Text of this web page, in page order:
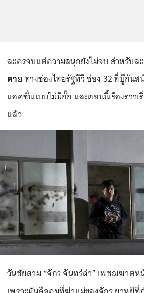
ละครจบแต่ความสนุกยังไม่จบ สำหรับละ
ตายทางช่องไทยรัฐทีวี ช่อง 32 ที่บู๊กัน
แอคชั่นแบบไม่มีกั๊ก และตอนนี้เรื่องราวเ
แล้ว
วันชัยตาม “จักร จันทร์ดำ” เพชฌฆาตห